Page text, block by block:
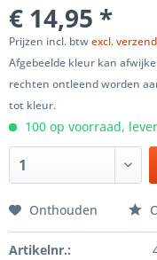
€ 14,95 *
Prijzen incl. btwexcl.
Afgebeelde kleur kan
rechten ontleend worden
tot kleur.
100 op voorraad,
Onthouden
Artikelnr.: